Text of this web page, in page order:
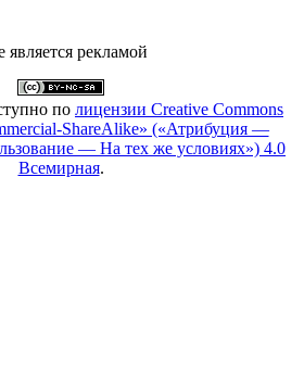
является рекламой
по лицензии Creative Commons
ShareAlike» («Атрибуция —
— На тех же условиях») 4.0
Всемирная.